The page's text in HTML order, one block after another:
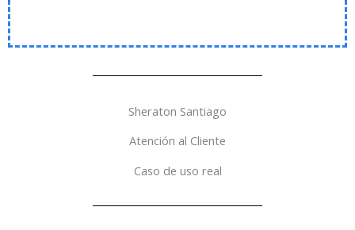
Sheraton Santiago
Atención al Cliente
Caso de uso real